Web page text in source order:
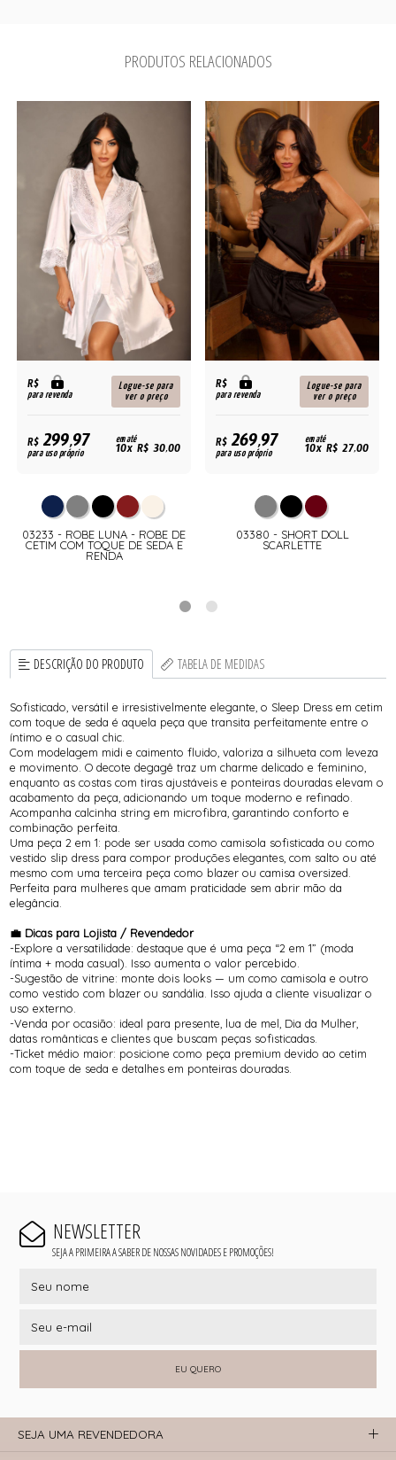
PRODUTOS RELACIONADOS
R$
para revenda
Logue-se para
ver o preço
R$299,97
para uso próprio
em até
10x R$ 30,00
03233 - ROBE LUNA - ROBE DE
CETIM COM TOQUE DE SEDA E
RENDA
R$
para revenda
Logue-se para
ver o preço
R$269,97
para uso próprio
em até
10x R$ 27,00
03380 - SHORT DOLL
SCARLETTE
DESCRIÇÃO DO PRODUTO TABELA DE MEDIDAS
Sofisticado, versátil e irresistivelmente elegante, o Sleep Dress em cetim
com toque de seda é aquela peça que transita perfeitamente entre o
íntimo e o casual chic.
Com modelagem midi e caimento fluido, valoriza a silhueta com leveza
e movimento. O decote degagê traz um charme delicado e feminino,
enquanto as costas com tiras ajustáveis e ponteiras douradas elevam o
acabamento da peça, adicionando um toque moderno e refinado.
Acompanha calcinha string em microfibra, garantindo conforto e
combinação perfeita.
Uma peça 2 em 1: pode ser usada como camisola sofisticada ou como
vestido slip dress para compor produções elegantes, com salto ou até
mesmo com uma terceira peça como blazer ou camisa oversized.
Perfeita para mulheres que amam praticidade sem abrir mão da
elegância.
💼 Dicas para Lojista / Revendedor
-Explore a versatilidade: destaque que é uma peça “2 em 1” (moda
íntima + moda casual). Isso aumenta o valor percebido.
-Sugestão de vitrine: monte dois looks — um como camisola e outro
como vestido com blazer ou sandália. Isso ajuda a cliente visualizar o
uso externo.
-Venda por ocasião: ideal para presente, lua de mel, Dia da Mulher,
datas românticas e clientes que buscam peças sofisticadas.
-Ticket médio maior: posicione como peça premium devido ao cetim
com toque de seda e detalhes em ponteiras douradas.
NEWSLETTER
SEJA A PRIMEIRA A SABER DE NOSSAS NOVIDADES E PROMOÇÕES!
EU QUERO
SEJA UMA REVENDEDORA